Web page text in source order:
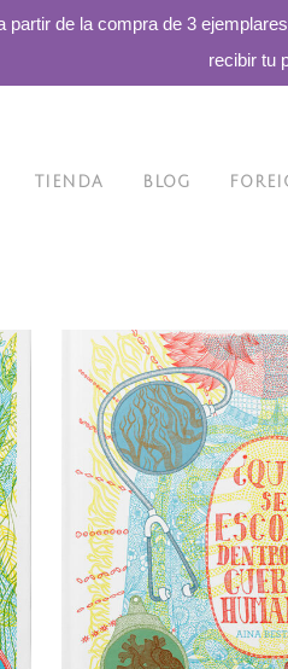
partir de la compra de 3
recibir tu
TIENDA BLOG